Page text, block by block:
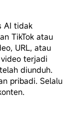
AI tidak
TikTok atau
URL, atau
terjadi
diunduh.
pribadi. Selalu